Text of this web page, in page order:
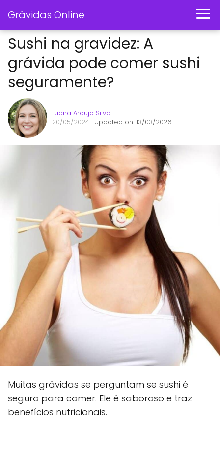
Grávidas Online
Sushi na gravidez: A
grávida pode comer sushi
seguramente?
Luana Araujo Silva
20/05/2024 · Updated on: 13/03/2026
Muitas grávidas se perguntam se sushi é
seguro para comer. Ele é saboroso e traz
benefícios nutricionais.